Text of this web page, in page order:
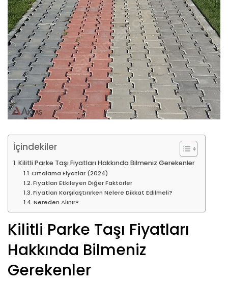
İçindekiler
Kilitli Parke Taşı Fiyatları Hakkında Bilmeniz Gerekenler
Ortalama Fiyatlar (2024)
Fiyatları Etkileyen Diğer Faktörler
Fiyatları Karşılaştırırken Nelere Dikkat Edilmeli?
Nereden Alınır?
Kilitli Parke Taşı Fiyatları
Hakkında Bilmeniz
Gerekenler